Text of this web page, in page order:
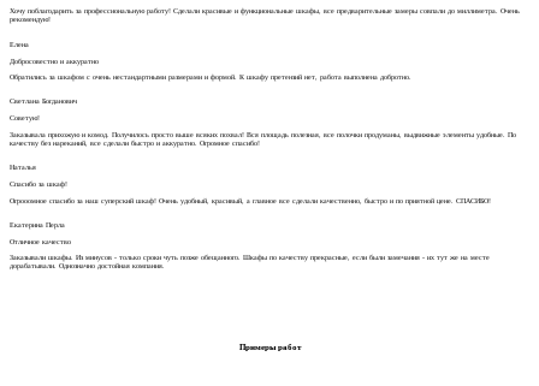
Хочу поблагодарить за профессиональную работу! Сделали красивые и функциональные шкафы, все предварительные замеры совпали до миллиметра. Очень
рекомендую!
Елена
Добросовестно и аккуратно
Обратились за шкафом с очень нестандартными размерами и формой. К шкафу претензий нет, работа выполнена добротно.
Светлана Богданович
Советую!
Заказывала прихожую и комод. Получилось просто выше всяких похвал! Вся площадь полезная, все полочки продуманы, выдвижные элементы удобные. По
качеству без нареканий, все сделали быстро и аккуратно. Огромное спасибо!
Наталья
Спасибо за шкаф!
Огрооомное спасибо за наш суперский шкаф! Очень удобный, красивый, а главное все сделали качественно, быстро и по приятной цене. СПАСИБО!
Екатерина Перла
Отличное качество
Заказывали шкафы. Из минусов - только сроки чуть позже обещанного. Шкафы по качеству прекрасные, если были замечания - их тут же на месте
дорабатывали. Однозначно достойная компания.
Примеры работ